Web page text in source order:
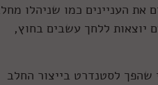
את העניינים כמו שניהלו
יוצאות ללחך עשבים בחוץ,
שהפך לסטנדרט בייצור החלב